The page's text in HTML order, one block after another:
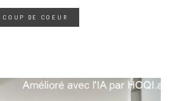
COUP DE COEUR